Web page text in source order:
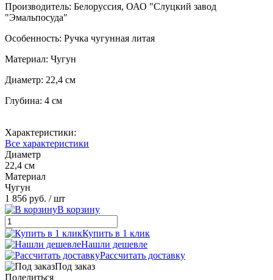
Производитель: Белоруссия, ОАО "Слуцкий завод
"Эмальпосуда"
Особенность: Ручка чугунная литая
Материал: Чугун
Диаметр: 22,4 см
Глубина: 4 см
Характеристики:
Все характеристики
Диаметр
22,4 см
Материал
Чугун
1 856 руб. / шт
В корзину
Купить в 1 клик
Нашли дешевле
Рассчитать доставку
Под заказ
Поделиться